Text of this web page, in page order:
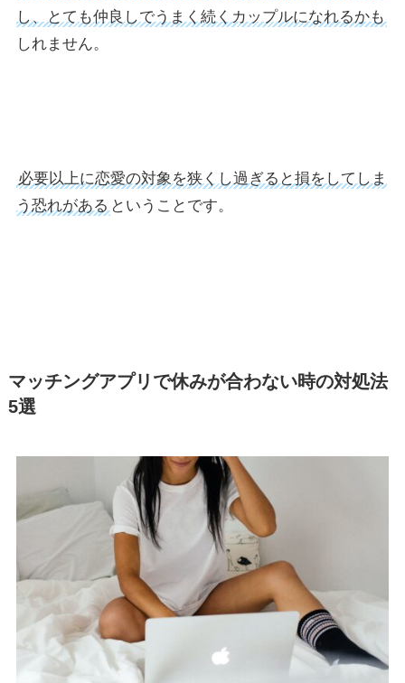
し、とても仲良しでうまく続くカップルになれるかも
しれません。
必要以上に恋愛の対象を狭くし過ぎると損をしてしま
う恐れがある ということです。
マッチングアプリで休みが合わない時の対処法
5選